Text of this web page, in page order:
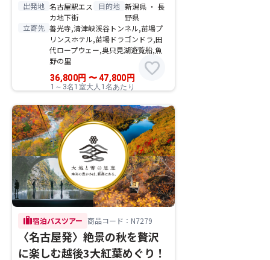
出発地 名古屋駅エス
カ地下街
目的地 新潟県 ・ 長
野県
立寄先 善光寺,清津峡渓谷トンネル,苗場プ
リンスホテル,苗場ドラゴンドラ,田
代ロープウェー,奥只見湖遊覧船,魚
野の里
36,800円 〜47,800 円
1～3名1室大人1名あたり
favorite
trip宿泊バスツアー 商品コード：N7279
〈名古屋発〉絶景の秋を贅沢
に楽しむ越後3大紅葉めぐり！